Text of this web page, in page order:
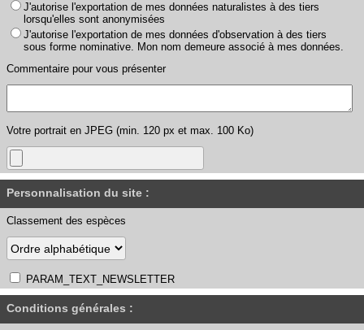
J'autorise l'exportation de mes données naturalistes à des tiers
lorsqu'elles sont anonymisées
J'autorise l'exportation de mes données d'observation à des tiers
sous forme nominative. Mon nom demeure associé à mes données.
Commentaire pour vous présenter
Votre portrait en JPEG (min. 120 px et max. 100 Ko)
Personnalisation du site :
Classement des espèces
PARAM_TEXT_NEWSLETTER
Conditions générales :